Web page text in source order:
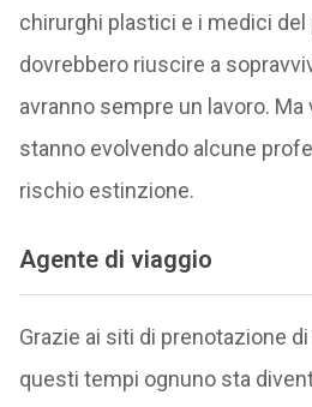
chirurghi plastici e i medici
dovrebbero riuscire a
avranno sempre un lavoro.
stanno evolvendo alcune
rischio estinzione.
Agente di viaggio
Grazie ai siti di prenotazione
questi tempi ognuno sta